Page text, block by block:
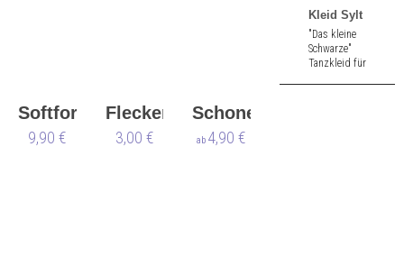
Softformer
9,90 €
Flecken
Werner
3,00 €
Schoner
Werner
ab 4,90 €
Kleid Sylt
"Das kleine
Schwarze"
Tanzkleid für